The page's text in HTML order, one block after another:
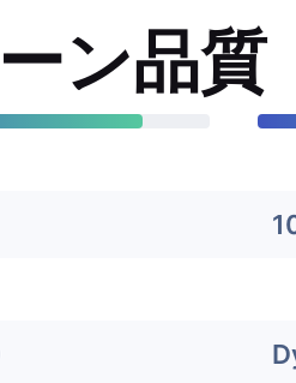
ン品質